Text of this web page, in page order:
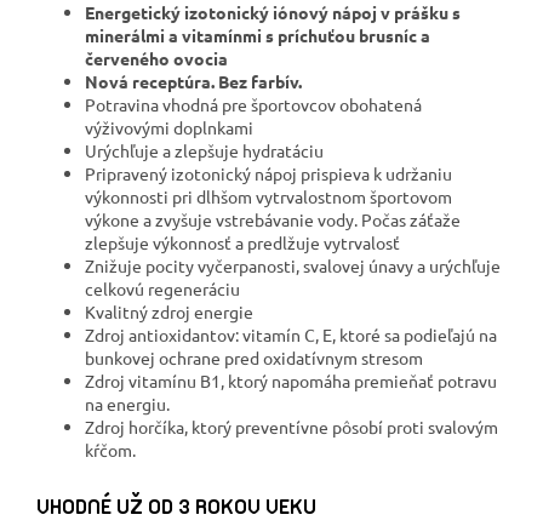
Energetický izotonický iónový nápoj v prášku s
minerálmi a vitamínmi s príchuťou brusníc a
červeného ovocia
Nová receptúra. Bez farbív.
Potravina vhodná pre športovcov obohatená
výživovými doplnkami
Urýchľuje a zlepšuje hydratáciu
Pripravený izotonický nápoj prispieva k udržaniu
výkonnosti pri dlhšom vytrvalostnom športovom
výkone a zvyšuje vstrebávanie vody. Počas záťaže
zlepšuje výkonnosť a predlžuje vytrvalosť
Znižuje pocity vyčerpanosti, svalovej únavy a urýchľuje
celkovú regeneráciu
Kvalitný zdroj energie
Zdroj antioxidantov: vitamín C, E, ktoré sa podieľajú na
bunkovej ochrane pred oxidatívnym stresom
Zdroj vitamínu B1, ktorý napomáha premieňať potravu
na energiu.
Zdroj horčíka, ktorý preventívne pôsobí proti svalovým
kŕčom.
VHODNÉ UŽ OD 3 ROKOV VEKU